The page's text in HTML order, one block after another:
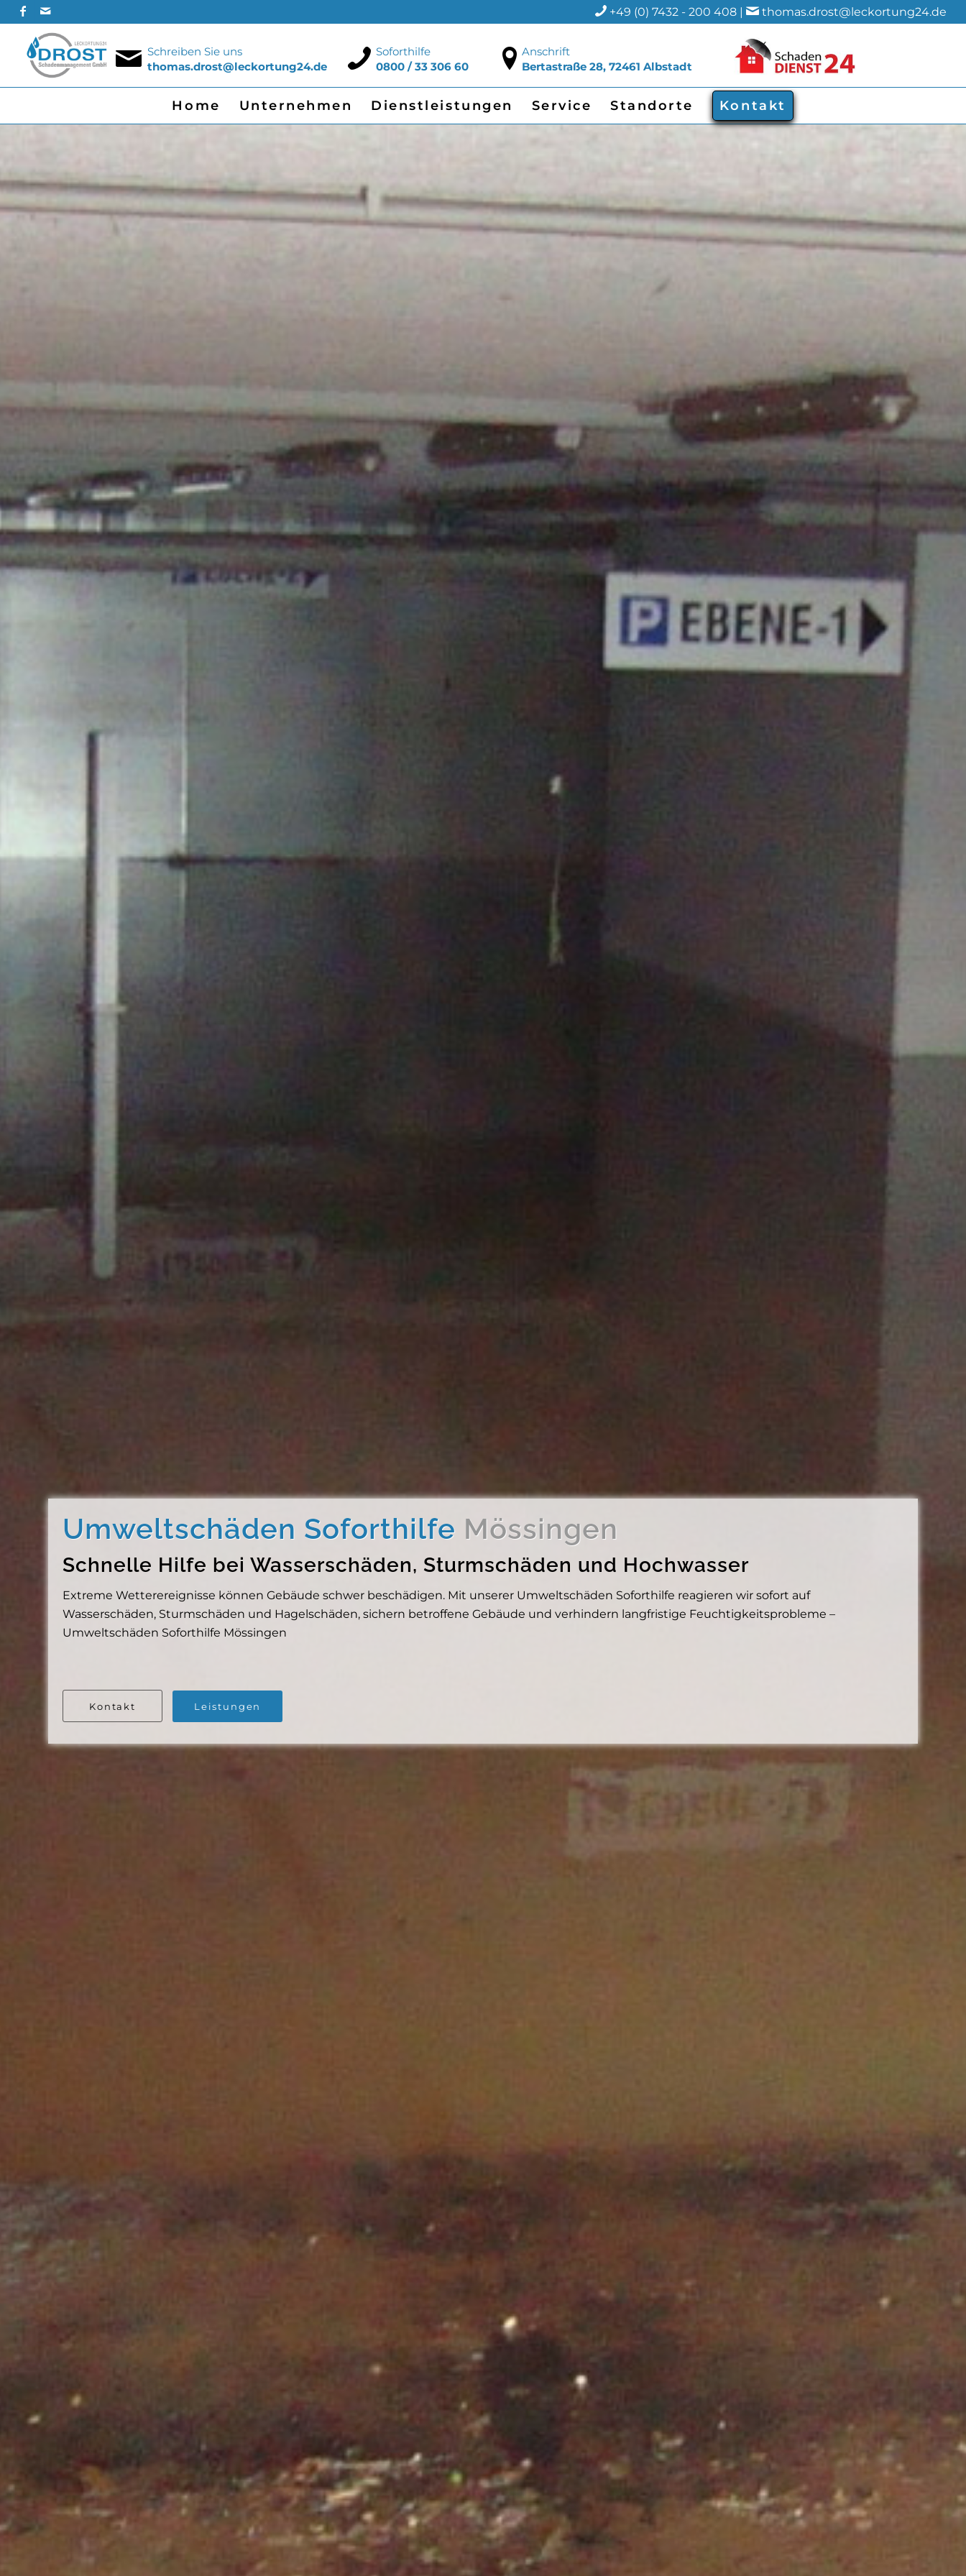
+49 (0) 7432 - 200 408 | thomas.drost@leckortung24.de
Schreiben Sie uns
thomas.drost@leckortung24.de
Soforthilfe
0800 / 33 306 60
Anschrift
Bertastraße 28, 72461 Albstadt
Home Unternehmen Dienstleistungen Service Standorte Kontakt
Umweltschäden Soforthilfe Mössingen
Schnelle Hilfe bei Wasserschäden, Sturmschäden und Hochwasser
Extreme Wetterereignisse können Gebäude schwer beschädigen. Mit unserer Umweltschäden Soforthilfe reagieren wir sofort auf
Wasserschäden, Sturmschäden und Hagelschäden, sichern betroffene Gebäude und verhindern langfristige Feuchtigkeitsprobleme –
Umweltschäden Soforthilfe Mössingen
Kontakt Leistungen